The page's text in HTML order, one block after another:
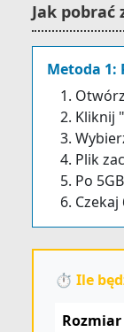
Jak pobrać
Metoda 1:
Kliknij
Plik
Po
⏱️ Ile